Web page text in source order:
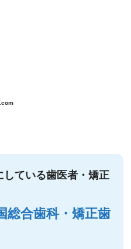
ている歯医者・矯正
総合歯科・矯正歯